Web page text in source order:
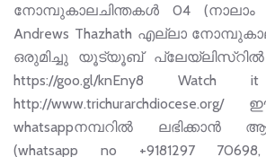
നോമ്പുകാലചിന്തകൾ 04 (നാലാം
Andrews Thazhath എല്ലാ
ഒരുമിച്ചു യൂട്യൂബ് പ്ലേയ്‌ലിസ്റിൽ
https://goo.gl/knEny8
http://
whatsappനമ്പറില്‍ ലഭിക്കാന്‍
(whatsapp no +9181297 70698,